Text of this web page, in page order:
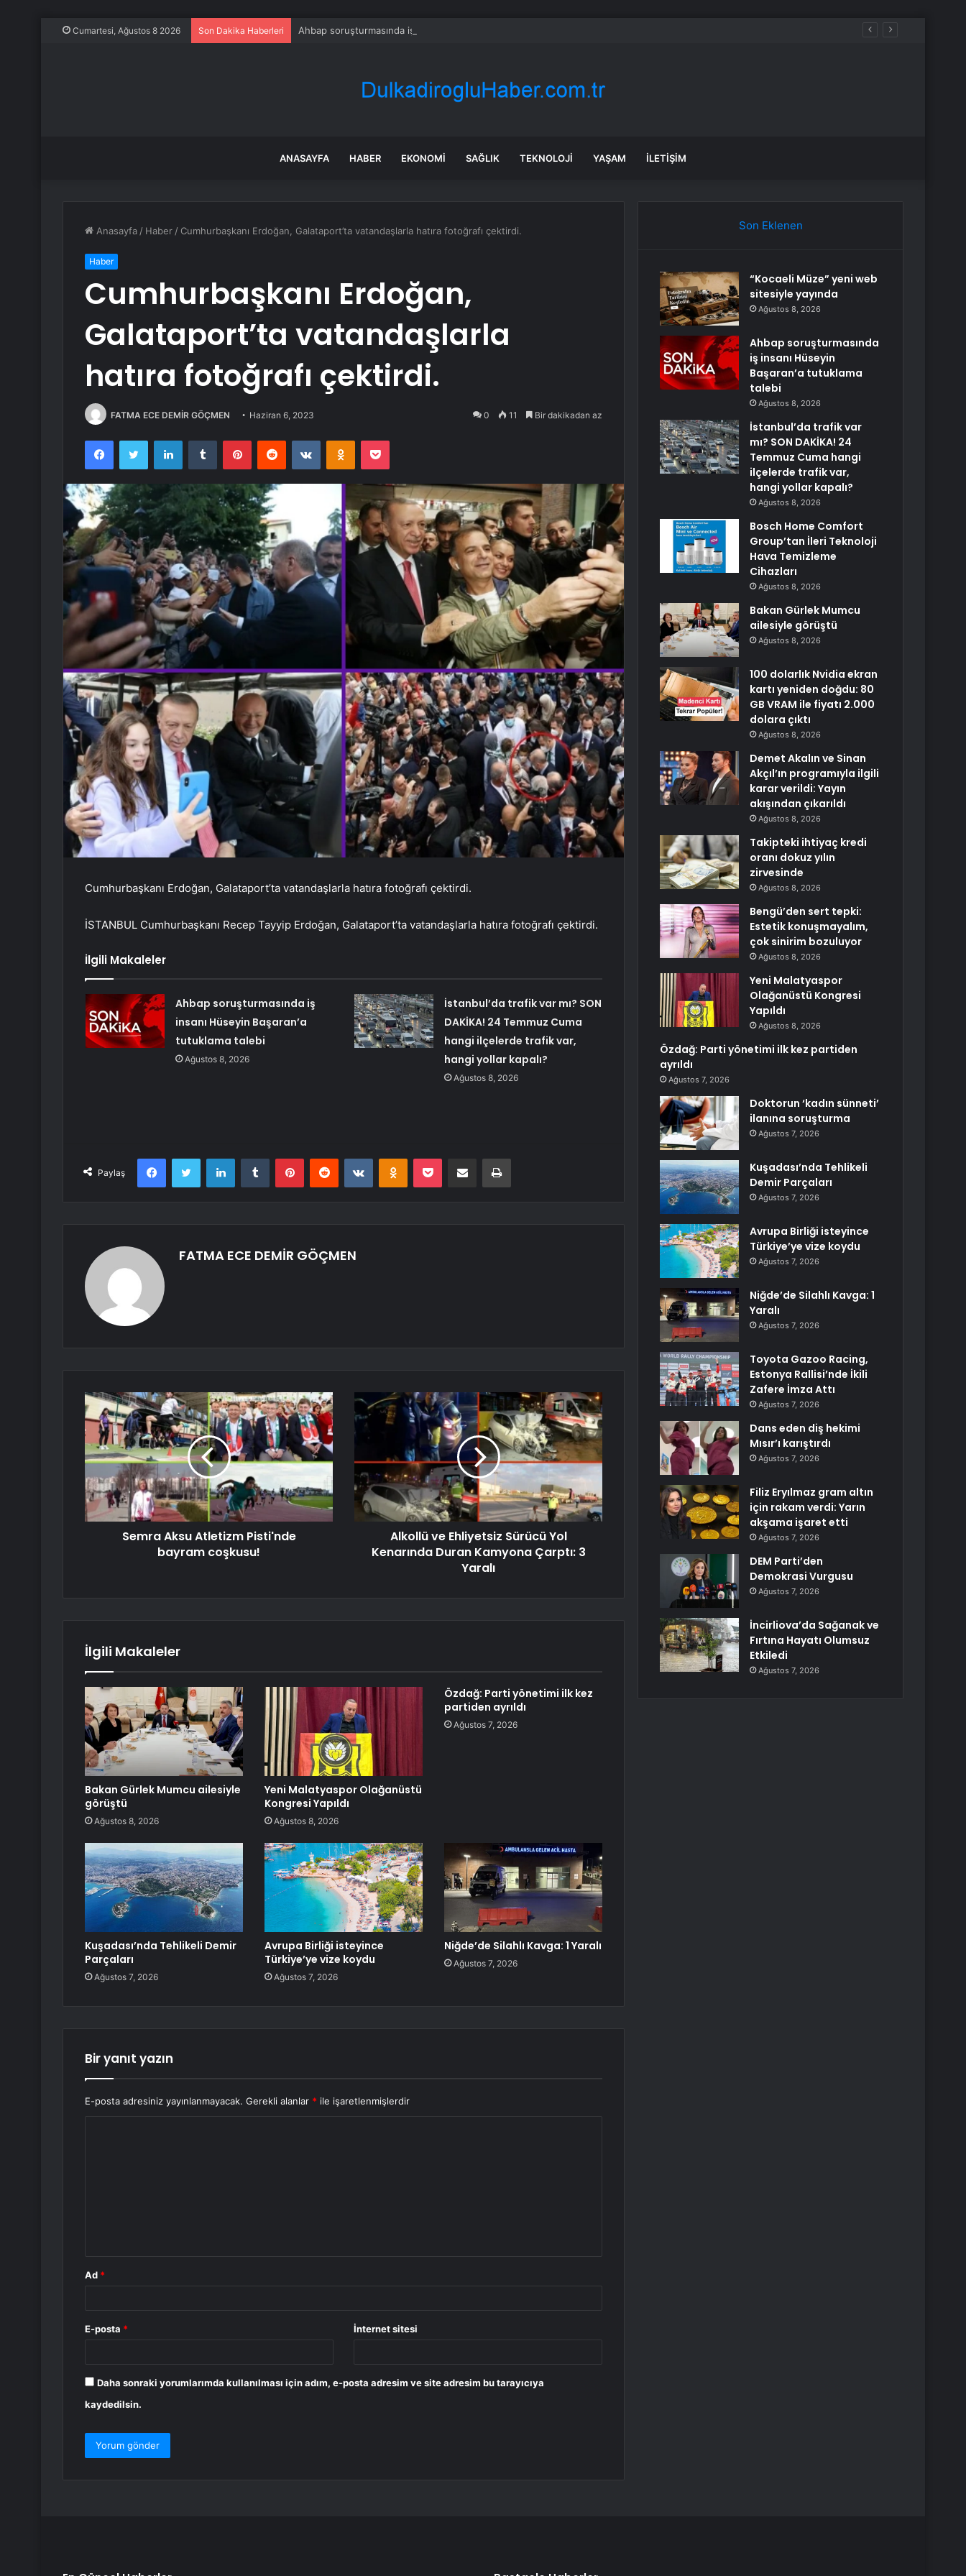
Cumartesi, Ağustos 8 2026 Son Dakika Haberleri Ahbap soruşturmasında iş insanı Hüseyin Başaran’a tutuklama talebi
ANASAYFA HABER EKONOMI SAĞLIK TEKNOLOJI YAŞAM İLETIŞIM
Anasayfa / Haber / Cumhurbaşkanı Erdoğan, Galataport’ta vatandaşlarla hatıra fotoğrafı çektirdi.
Haber
Cumhurbaşkanı Erdoğan,
Galataport’ta vatandaşlarla
hatıra fotoğrafı çektirdi.
FATMA ECE DEMİR GÖÇMEN Haziran 6, 2023 0 11 Bir dakikadan az
FacebookTwitter LinkedInTumblr PinterestReddit VKontakteOdnoklassniki
Pocket
Cumhurbaşkanı Erdoğan, Galataport’ta vatandaşlarla hatıra fotoğrafı çektirdi.
İSTANBUL Cumhurbaşkanı Recep Tayyip Erdoğan, Galataport’ta vatandaşlarla hatıra fotoğrafı çektirdi.
İlgili Makaleler
Ahbap soruşturmasında iş
insanı Hüseyin Başaran’a
tutuklama talebi
Ağustos 8, 2026
İstanbul’da trafik var mı? SON
DAKİKA! 24 Temmuz Cuma
hangi ilçelerde trafik var,
hangi yollar kapalı?
Ağustos 8, 2026
Paylaş
FacebookTwitter LinkedInTumblr PinterestReddit VKontakteOdnoklassniki
Pocket E-Posta ile paylaş Yazdır
FATMA ECE DEMİR GÖÇMEN
Semra Aksu Atletizm Pisti'nde
bayram coşkusu!
Alkollü ve Ehliyetsiz Sürücü Yol
Kenarında Duran Kamyona Çarptı: 3
Yaralı
İlgili Makaleler
Bakan Gürlek Mumcu ailesiyle
görüştü
Ağustos 8, 2026
Yeni Malatyaspor Olağanüstü
Kongresi Yapıldı
Ağustos 8, 2026
Özdağ: Parti yönetimi ilk kez
partiden ayrıldı
Ağustos 7, 2026
Kuşadası’nda Tehlikeli Demir
Parçaları
Ağustos 7, 2026
Avrupa Birliği isteyince
Türkiye’ye vize koydu
Ağustos 7, 2026
Niğde’de Silahlı Kavga: 1 Yaralı
Ağustos 7, 2026
Bir yanıt yazın
E-posta adresiniz yayınlanmayacak. Gerekli alanlar * ile işaretlenmişlerdir
Ad *
E-posta * İnternet sitesi
Daha sonraki yorumlarımda kullanılması için adım, e-posta adresim ve site adresim bu tarayıcıya
kaydedilsin.
Son Eklenen
“Kocaeli Müze” yeni web
sitesiyle yayında
Ağustos 8, 2026
Ahbap soruşturmasında
iş insanı Hüseyin
Başaran’a tutuklama
talebi
Ağustos 8, 2026
İstanbul’da trafik var
mı? SON DAKİKA! 24
Temmuz Cuma hangi
ilçelerde trafik var,
hangi yollar kapalı?
Ağustos 8, 2026
Bosch Home Comfort
Group’tan İleri Teknoloji
Hava Temizleme
Cihazları
Ağustos 8, 2026
Bakan Gürlek Mumcu
ailesiyle görüştü
Ağustos 8, 2026
100 dolarlık Nvidia ekran
kartı yeniden doğdu: 80
GB VRAM ile fiyatı 2.000
dolara çıktı
Ağustos 8, 2026
Demet Akalın ve Sinan
Akçıl’ın programıyla ilgili
karar verildi: Yayın
akışından çıkarıldı
Ağustos 8, 2026
Takipteki ihtiyaç kredi
oranı dokuz yılın
zirvesinde
Ağustos 8, 2026
Bengü’den sert tepki:
Estetik konuşmayalım,
çok sinirim bozuluyor
Ağustos 8, 2026
Yeni Malatyaspor
Olağanüstü Kongresi
Yapıldı
Ağustos 8, 2026
Özdağ: Parti yönetimi ilk kez partiden
ayrıldı
Ağustos 7, 2026
Doktorun ‘kadın sünneti’
ilanına soruşturma
Ağustos 7, 2026
Kuşadası’nda Tehlikeli
Demir Parçaları
Ağustos 7, 2026
Avrupa Birliği isteyince
Türkiye’ye vize koydu
Ağustos 7, 2026
Niğde’de Silahlı Kavga: 1
Yaralı
Ağustos 7, 2026
Toyota Gazoo Racing,
Estonya Rallisi’nde İkili
Zafere İmza Attı
Ağustos 7, 2026
Dans eden diş hekimi
Mısır’ı karıştırdı
Ağustos 7, 2026
Filiz Eryılmaz gram altın
için rakam verdi: Yarın
akşama işaret etti
Ağustos 7, 2026
DEM Parti’den
Demokrasi Vurgusu
Ağustos 7, 2026
İncirliova’da Sağanak ve
Fırtına Hayatı Olumsuz
Etkiledi
Ağustos 7, 2026